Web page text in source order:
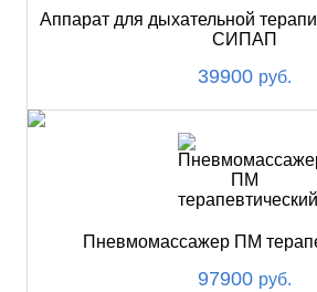
Аппарат для дыхательной
СИПАП
39900 руб.
Пневмомассажер ПМ
97900 руб.